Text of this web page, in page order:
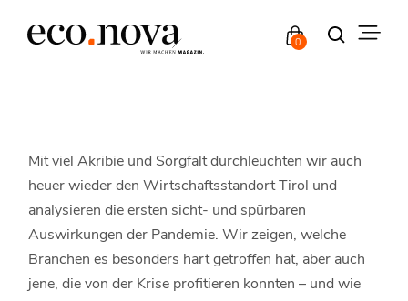
0
Mit viel Akribie und Sorgfalt durchleuchten wir auch
heuer wieder den Wirtschaftsstandort Tirol und
analysieren die ersten sicht- und spürbaren
Auswirkungen der Pandemie. Wir zeigen, welche
Branchen es besonders hart getroffen hat, aber auch
jene, die von der Krise profitieren konnten – und wie